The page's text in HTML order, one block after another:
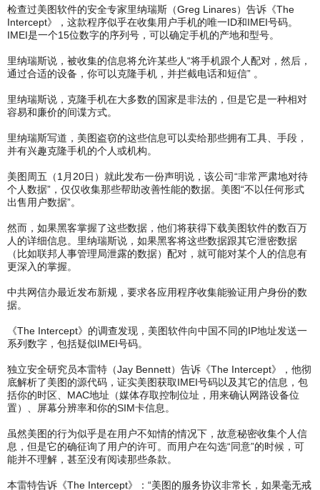
检查过美图软件的安全专家里纳瑞斯（Greg Linares）告诉《The
Intercept》，这款程序似乎在收集用户手机的唯一ID和IMEI号码。
IMEI是一个15位数字的序列号，可以确定手机的产地和型号。
里纳瑞斯说，被收集的信息将允许某些人“将手机跟个人配对，然后，
通过合适的设备，你可以克隆手机，并拦截电话和短信” 。
里纳瑞斯说，克隆手机在大多数的国家是非法的，但是它是一种相对
容易和廉价的间谍方式。
里纳瑞斯写道，美图盗窃的这些信息可以卖给那些拥有工具、手段，
并有兴趣克隆手机的个人或机构。
美图周五（1月20日）就此发布一份声明说，该公司“非常严肃地对待
个人数据”，仅仅收集那些帮助改善性能的数据。美图“不以任何形式
出售用户数据”。
然而，如果黑客掌握了这些数据，他们将获得下载美图软件的数百万
人的详细信息。里纳瑞斯说，如果黑客将这些数据跟其它泄密数据
（比如联邦人事管理局泄露的数据）配对，就可能对某个人的信息有
更深入的掌握。
中共网信办最近发布新规，要求各应用程序收集能验证用户身份的数
据。
《The Intercept》的调查发现，美图软件向中国不同的IP地址发送一
系列数字，包括疑似IMEI号码。
独立安全研究员本雷特（Jay Bennett）告诉《The Intercept》，他彻
底解析了美图的源代码，证实美图获取IMEI号码以及其它的信息，包
括你的时区、MAC地址（媒体存取控制位址，用来确认网路设备位
置）、屏幕分辨率和你的SIM卡信息。
虽然美图的行为似乎是在用户不知情的情况下，故意秘密收集个人信
息，但是它的确征询了用户的许可。而用户在勾选“同意”的时候，可
能并不理解，甚至没有阅读那些条款。
本雷特告诉《The Intercept》：“美图的服务协议非常长，如果毫无戒